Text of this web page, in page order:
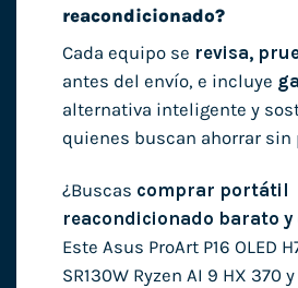
reacondicionado?
Cada equipo se revisa,
antes del envío, e incluye
alternativa inteligente y
quienes buscan ahorrar sin
¿Buscas comprar portátil
reacondicionado barato
Este Asus ProArt P16 OLED
SR130W Ryzen AI 9 HX 370